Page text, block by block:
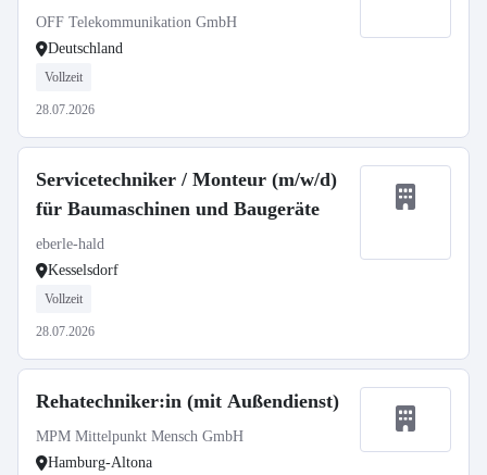
OFF Telekommunikation GmbH
Deutschland
Vollzeit
28.07.2026
Servicetechniker / Monteur (m/w/d)
für Baumaschinen und Baugeräte
eberle-hald
Kesselsdorf
Vollzeit
28.07.2026
Rehatechniker:in (mit Außendienst)
MPM Mittelpunkt Mensch GmbH
Hamburg-Altona